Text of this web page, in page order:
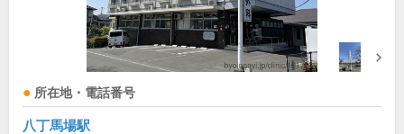
所在地・電話番号
八丁馬場駅